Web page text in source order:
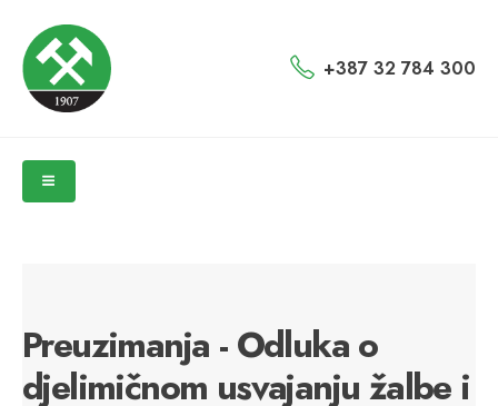
+387 32 784 300
Preuzimanja - Odluka o
djelimičnom usvajanju žalbe i